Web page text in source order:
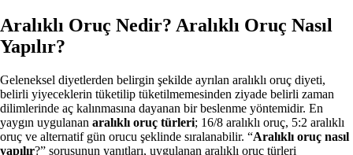
Aralıklı Oruç Nedir? Aralıklı Oruç Nasıl
Yapılır?
Geleneksel diyetlerden belirgin şekilde ayrılan aralıklı oruç diyeti,
belirli yiyeceklerin tüketilip tüketilmemesinden ziyade belirli zaman
dilimlerinde aç kalınmasına dayanan bir beslenme yöntemidir. En
yaygın uygulanan aralıklı oruç türleri; 16/8 aralıklı oruç, 5:2 aralıklı
oruç ve alternatif gün orucu şeklinde sıralanabilir. “Aralıklı oruç nasıl
yapılır?” sorusunun yanıtları, uygulanan aralıklı oruç türleri